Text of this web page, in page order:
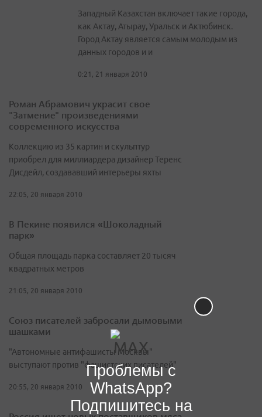
Западный Казахстан включает такие города,
как Актау, Атырау, Уральск и Актюбинск.
Город Актау является самым молодым из
данных городов и и
0:21, 21 января 2010
Роман Абрамович украсит свое
"Затмение" произведениями
современного искусства
Коллекцию из 35 картин и скульптур
приобрел для миллиардера дизайнер Теренс
Дисдейл, создававший интерьеры яхты
22:05, 20 января 2010
В Пекине появился «Шоколадный
парк»
Общая площадь парка составляет 20 тысяч
квадратных метров
21:05, 20 января 2010
Союз писателей забросали дымовыми
шашками
"Автономные антифашисты Москвы"
выступают против "фашистских писателей"
20:55, 20 января 2010
Проблемы с
WhatsApp?
Подпишитесь на